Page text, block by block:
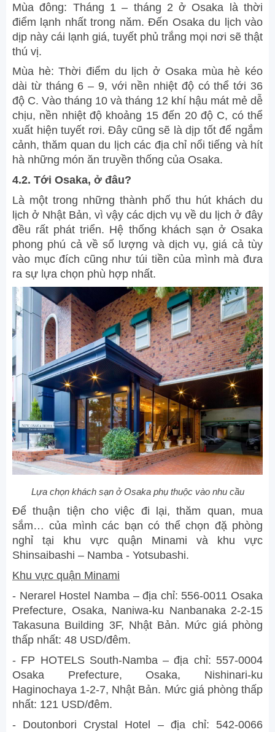
Mùa đông: Tháng 1 – tháng 2 ở Osaka là thời
điểm lạnh nhất trong năm. Đến Osaka du lịch vào
dịp này cái lạnh giá, tuyết phủ trắng mọi nơi sẽ thật
thú vị.
Mùa hè: Thời điểm du lịch ở Osaka mùa hè kéo
dài từ tháng 6 – 9, với nền nhiệt độ có thể tới 36
độ C. Vào tháng 10 và tháng 12 khí hậu mát mẻ dễ
chịu, nền nhiệt độ khoảng 15 đến 20 độ C, có thể
xuất hiện tuyết rơi. Đây cũng sẽ là dịp tốt để ngắm
cảnh, thăm quan du lịch các địa chỉ nổi tiếng và hít
hà những món ăn truyền thống của Osaka.
4.2. Tới Osaka, ở đâu?
Là một trong những thành phố thu hút khách du
lịch ở Nhật Bản, vì vậy các dịch vụ về du lịch ở đây
đều rất phát triển. Hệ thống khách sạn ở Osaka
phong phú cả về số lượng và dịch vụ, giá cả tùy
vào mục đích cũng như túi tiền của mình mà đưa
ra sự lựa chọn phù hợp nhất.
Lựa chọn khách sạn ở Osaka phụ thuộc vào nhu cầu
Để thuận tiện cho việc đi lại, thăm quan, mua
sắm… của mình các bạn có thể chọn đặ phòng
nghỉ tại khu vực quận Minami và khu vực
Shinsaibashi – Namba - Yotsubashi.
Khu vực quận Minami
- Nerarel Hostel Namba – địa chỉ: 556-0011 Osaka
Prefecture, Osaka, Naniwa-ku Nanbanaka 2-2-15
Takasuna Building 3F, Nhật Bản. Mức giá phòng
thấp nhất: 48 USD/đêm.
- FP HOTELS South-Namba – địa chỉ: 557-0004
Osaka Prefecture, Osaka, Nishinari-ku
Haginochaya 1-2-7, Nhật Bản. Mức giá phòng thấp
nhất: 121 USD/đêm.
- Doutonbori Crystal Hotel – địa chỉ: 542-0066